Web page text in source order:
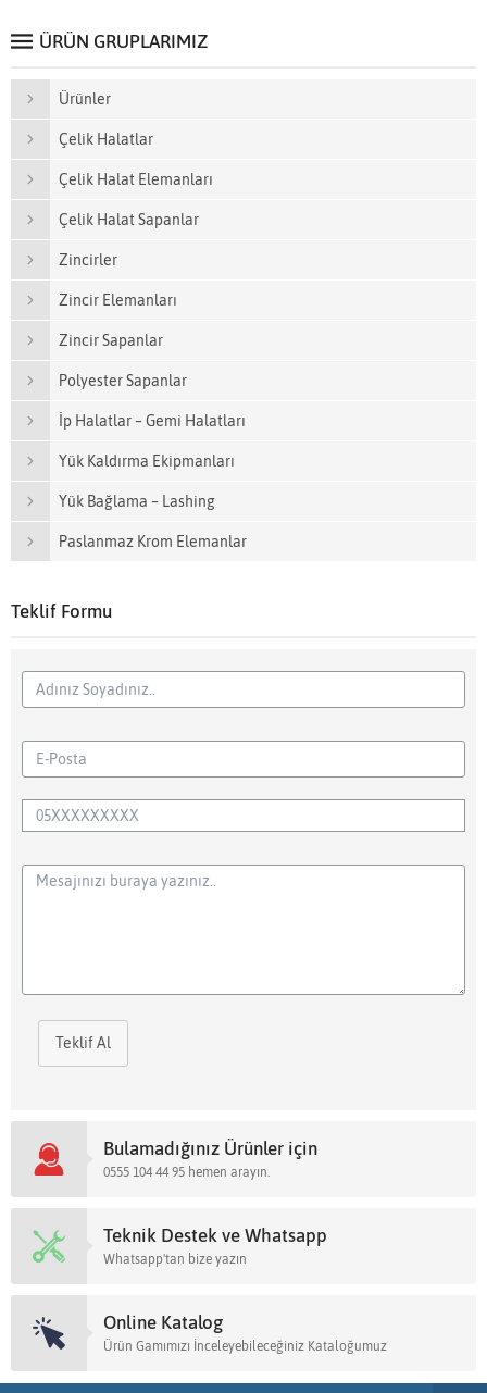
ÜRÜN GRUPLARIMIZ
Ürünler
Çelik Halatlar
Çelik Halat Elemanları
Çelik Halat Sapanlar
Zincirler
Zincir Elemanları
Zincir Sapanlar
Polyester Sapanlar
İp Halatlar – Gemi Halatları
Yük Kaldırma Ekipmanları
Yük Bağlama – Lashing
Paslanmaz Krom Elemanlar
Teklif Formu
Teklif Al
Bulamadığınız Ürünler için
0555 104 44 95 hemen arayın.
Teknik Destek ve Whatsapp
Whatsapp'tan bize yazın
Online Katalog
Ürün Gamımızı İnceleyebileceğiniz Kataloğumuz